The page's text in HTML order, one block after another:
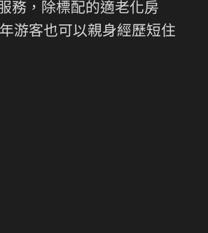
務，除標配的適老化房
游客也可以親身經歷短住